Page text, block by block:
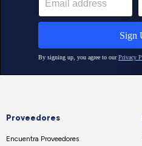
Proveedores
Encuentra Proveedores